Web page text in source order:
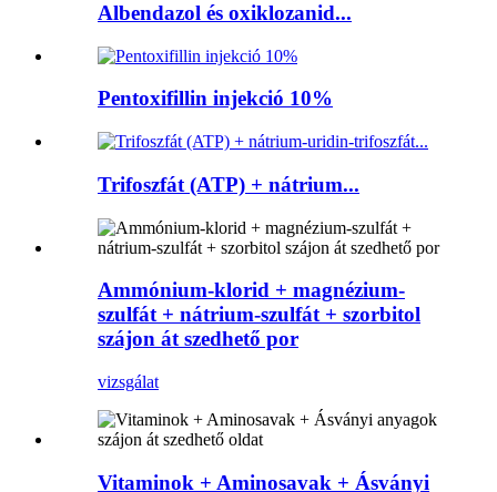
Albendazol és oxiklozanid...
Pentoxifillin injekció 10%
Trifoszfát (ATP) + nátrium...
Ammónium-klorid + magnézium-
szulfát + nátrium-szulfát + szorbitol
szájon át szedhető por
vizsgálat
Vitaminok + Aminosavak + Ásványi